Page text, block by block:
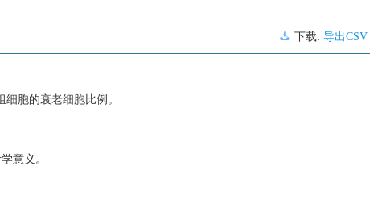
下载: 导出CSV
细胞的衰老细胞比例。
意义。